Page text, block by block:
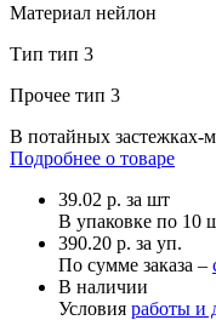
Материал нейлон
Тип тип 3
Прочее тип 3
В потайных застежках-
Подробнее о товаре
39.02 р. за шт
В упаковке по 10
390.20 р. за уп.
По сумме заказа –
В наличии
Условия работы и